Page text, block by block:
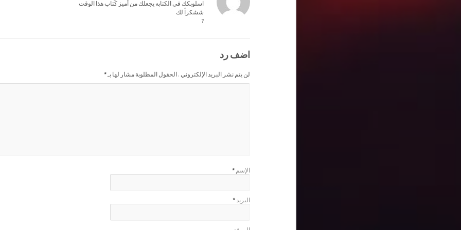
اسلوبكك في الكتابه يجعلك من أميز كٌتاب هذا الوقت
ششكراً لك
?
اضف رد
لن يتم نشر البريد الإلكتروني . الحقول المطلوبة مشار لها بـ *
الإسم *
البريد *